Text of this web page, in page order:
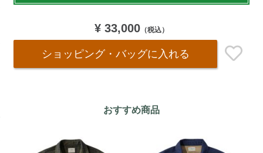
¥ 33,000 （税込）
ショッピング・バッグに入れる
おすすめ商品